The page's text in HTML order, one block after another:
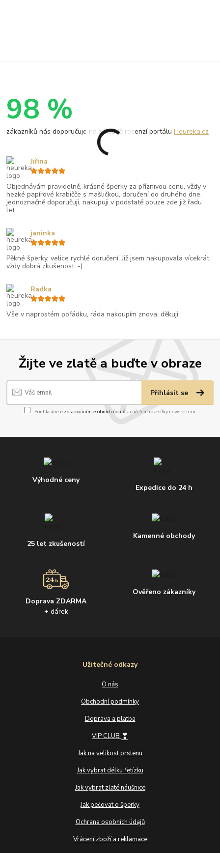
Žijte ve zlatě a buďte v obraze
Přihlásit se
Souhlasím se zpracováním osobních údajůza účelem rozesílky newsletteru.
Výhodné ceny
Expedice do 24 h
25 let zkušeností
Kamenné obchody
Doprava ZDARMA
+ dárek
Ověřeno zákazníky
Užitečné odkazy
O nás
Obchodní podmínky
Doprava a platba
VIP CLUB ❣
Jak na velikost prstenu
Jak vybrat délku řetízku
Jak vybrat zlaté náušnice
Jak pečovat o šperky
Ochrana osobních údajů
Vrácení zboží a reklamace
98 %
zákazníků nás doporučuje na základě recenzí portáluHeureka.cz
Objednávám pravidelně, krásné šperky za příznivou cenu, vždy v
hezké papírové krabičče s mašličkou, doručení do druhého dne,
jednoznačně doporučuji, nakupuji v podstatě pouze zde již řadu
let.
Jiřina
Pěkné šperky, velice rychlé doručení. Již jsem nakupovala vícekrát,
vždy dobrá zkušenost :-)
janinka
Vše v naprostém pořádku, ráda nakoupím znova. děkuji
Radka